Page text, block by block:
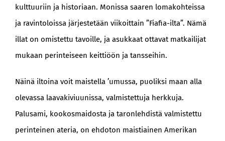
kulttuuriin ja historiaan. Monissa saaren lomakohteissa
ja ravintoloissa järjestetään viikoittain ”Fiafia-ilta”. Nämä
illat on omistettu tavoille, ja asukkaat ottavat matkailijat
mukaan perinteiseen keittiöön ja tansseihin.
Näinä iltoina voit maistella ’umussa, puoliksi maan alla
olevassa laavakiviuunissa, valmistettuja herkkuja.
Palusami, kookosmaidosta ja taronlehdistä valmistettu
perinteinen ateria, on ehdoton maistiainen Amerikan